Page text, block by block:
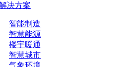
决方案
智能制造
智慧能源
楼宇暖通
智慧城市
气象环境